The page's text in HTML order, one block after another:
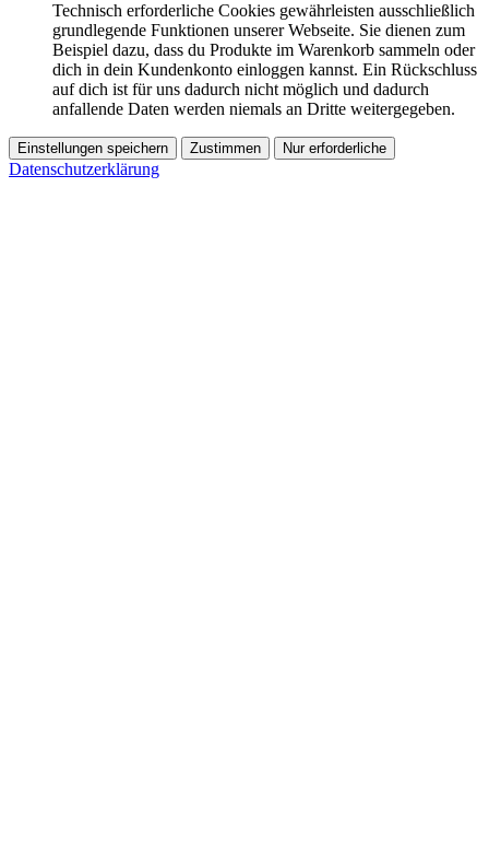
Technisch erforderliche Cookies gewährleisten ausschließlich
grundlegende Funktionen unserer Webseite. Sie dienen zum
Beispiel dazu, dass du Produkte im Warenkorb sammeln oder
dich in dein Kundenkonto einloggen kannst. Ein Rückschluss
auf dich ist für uns dadurch nicht möglich und dadurch
anfallende Daten werden niemals an Dritte weitergegeben.
Einstellungen speichern Zustimmen Nur erforderliche
Datenschutzerklärung